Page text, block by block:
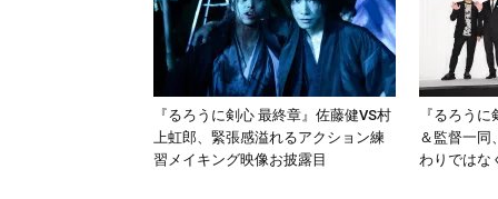
『るろうに剣心 最終章』佐藤健VS村
上虹郎、緊張感溢れるアクション練
習メイキング映像お披露目
『るろう
＆監督一同
わりではな